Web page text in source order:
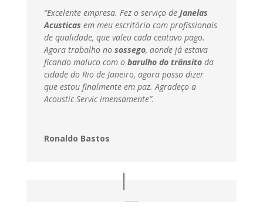
“Excelente empresa. Fez o serviço de Janelas
Acusticas em meu escritório com profissionais
de qualidade, que valeu cada centavo pago.
Agora trabalho no sossego, aonde já estava
ficando maluco com o barulho do trânsitoda
cidade do Rio de Janeiro, agora posso dizer
que estou finalmente em paz. Agradeço a
Acoustic Servic imensamente”.
Ronaldo Bastos